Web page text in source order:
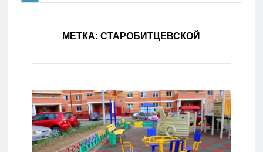
МЕТКА:СТАРОБИТЦЕВСКОЙ